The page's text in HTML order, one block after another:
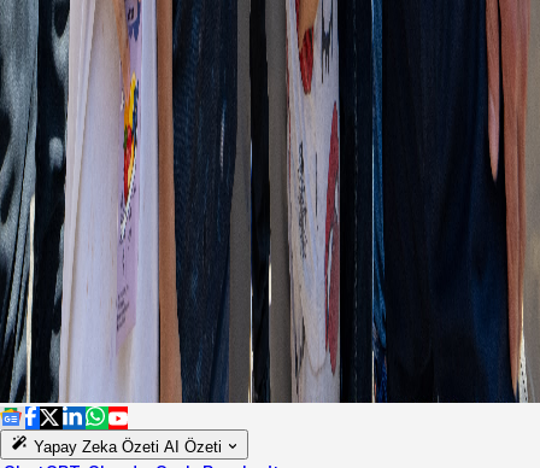
Yapay Zeka Özeti AI Özeti